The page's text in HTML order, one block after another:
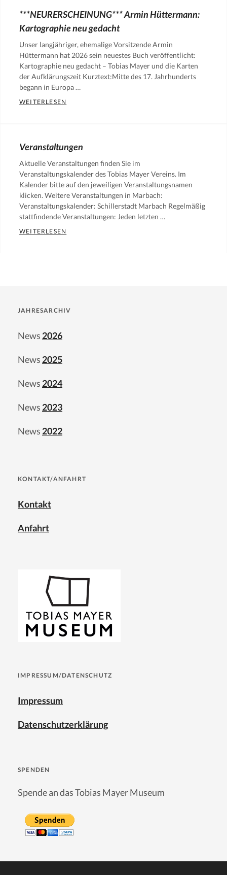
Mitteilungen
des
Vereins
News,
News
auf
homepage
***NEURERSCHEINUNG*** Armin Hüttermann:
Kartographie neu gedacht
Unser langjähriger, ehemalige Vorsitzende Armin
Hüttermann hat 2026 sein neuestes Buch veröffentlicht:
Kartographie neu gedacht – Tobias Mayer und die Karten
der Aufklärungszeit Kurztext:Mitte des 17. Jahrhunderts
begann in Europa …
WEITERLESEN
Mitteilungen
Vereins,
News,
News
auf
Veranstaltungen
Aktuelle Veranstaltungen finden Sie im
Veranstaltungskalender des Tobias Mayer Vereins. Im
Kalender bitte auf den jeweiligen Veranstaltungsnamen
klicken. Weitere Veranstaltungen in Marbach:
Veranstaltungskalender: Schillerstadt Marbach Regelmäßig
stattfindende Veranstaltungen: Jeden letzten …
WEITERLESEN
News,
auf
homepage
JAHRESARCHIV
News2026
News2025
News2024
News2023
News2022
KONTAKT/ANFAHRT
Kontakt
Anfahrt
IMPRESSUM/DATENSCHUTZ
Impressum
Datenschutzerklärung
SPENDEN
Spende an das Tobias Mayer Museum